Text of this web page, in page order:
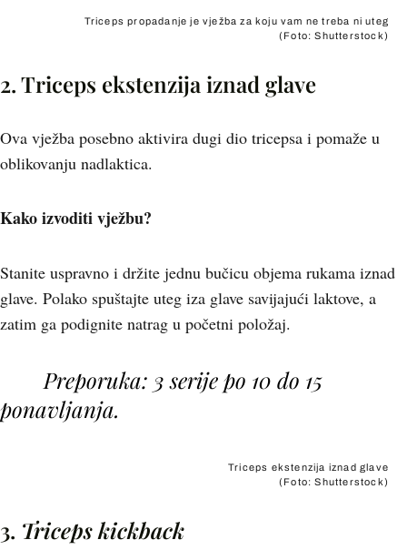
Triceps propadanje je vježba za koju vam ne treba ni uteg
(Foto: Shutterstock)
2. Triceps ekstenzija iznad glave
Ova vježba posebno aktivira dugi dio tricepsa i pomaže u
oblikovanju nadlaktica.
Kako izvoditi vježbu?
Stanite uspravno i držite jednu bučicu objema rukama iznad
glave. Polako spuštajte uteg iza glave savijajući laktove, a
zatim ga podignite natrag u početni položaj.
Preporuka: 3 serije po 10 do 15
ponavljanja.
Triceps ekstenzija iznad glave
(Foto: Shutterstock)
3. Triceps kickback